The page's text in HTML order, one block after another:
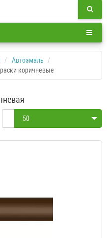
Автоэмаль
коричневые
50